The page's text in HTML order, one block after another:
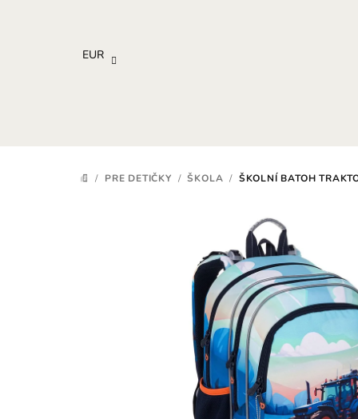
EUR
DOMOV
/ PRE DETIČKY / ŠKOLA / ŠKOLNÍ BATOH